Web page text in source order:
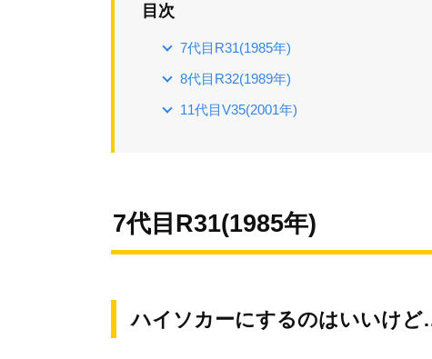
目次
7代目R31(1985年)
8代目R32(1989年)
11代目V35(2001年)
7代目R31(1985年)
ハイソカーにするのはいいけ